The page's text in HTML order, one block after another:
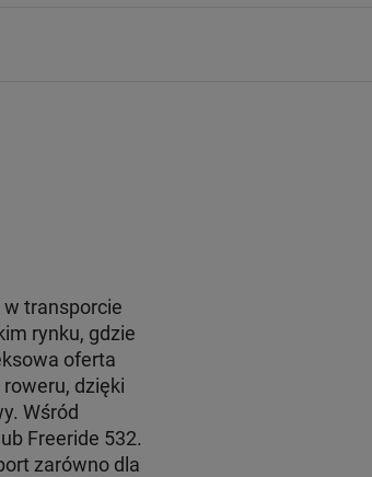
transporcie
rynku, gdzie
oferta
dzięki
Wśród
lub Freeride 532.
zarówno dla